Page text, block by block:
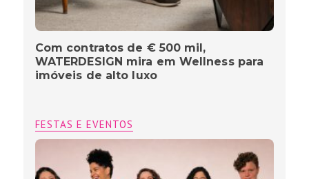
Com contratos de € 500 mil,
WATERDESIGN mira em Wellness para
imóveis de alto luxo
FESTAS E EVENTOS